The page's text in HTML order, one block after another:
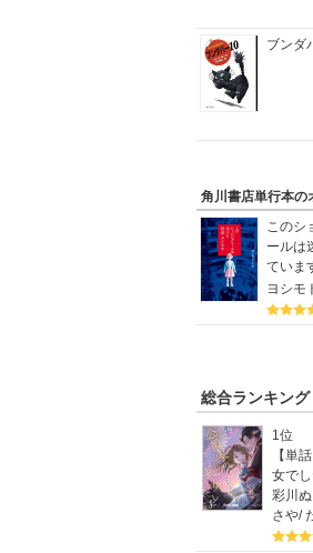
ブンダ
角川書店単行本の
このシ
ールは
ていま
ヨシモ
総合ランキング
1位
【単
女で
彩川
さや/